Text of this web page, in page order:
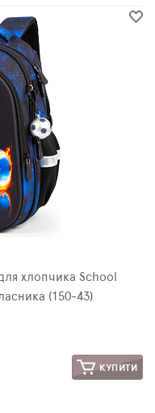
хлопчика School
(150-43)
КУПИТИ